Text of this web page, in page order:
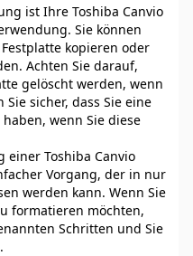
ist Ihre Toshiba Canvio
Sie können
kopieren oder
Achten Sie darauf,
gelöscht werden, wenn
sicher, dass Sie eine
wenn Sie diese
einer Toshiba Canvio
Vorgang, der in nur
werden kann. Wenn Sie
formatieren möchten,
Schritten und Sie